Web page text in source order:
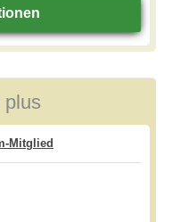
plus